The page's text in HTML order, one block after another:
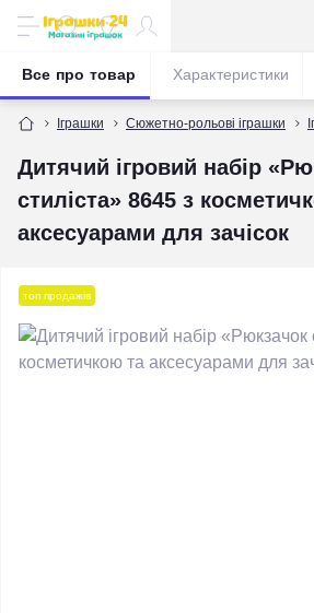
Іграшки Сюжетно-рольові іграшки
Дитячий ігровий набір
стиліста» 8645 з
аксесуарами для зачісок
Все про товар Характеристики
топ продажів